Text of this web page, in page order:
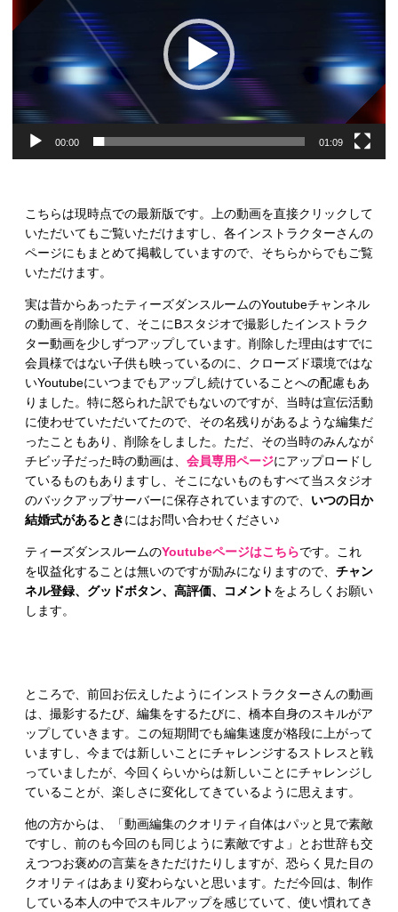
00:00 01:09
こちらは現時点での最新版です。上の動画を直接クリックして
いただいてもご覧いただけますし、各インストラクターさんの
ページにもまとめて掲載していますので、そちらからでもご覧
いただけます。
実は昔からあったティーズダンスルームのYoutubeチャンネル
の動画を削除して、そこにBスタジオで撮影したインストラク
ター動画を少しずつアップしています。削除した理由はすでに
会員様ではない子供も映っているのに、クローズド環境ではな
いYoutubeにいつまでもアップし続けていることへの配慮もあ
りました。特に怒られた訳でもないのですが、当時は宣伝活動
に使わせていただいてたので、その名残りがあるような編集だ
ったこともあり、削除をしました。ただ、その当時のみんなが
チビッ子だった時の動画は、 会員専用ページにアップロードし
ているものもありますし、そこにないものもすべて当スタジオ
のバックアップサーバーに保存されていますので、 いつの日か
結婚式があるときにはお問い合わせください♪
ティーズダンスルームのYoutubeページはこちらです。これ
を収益化することは無いのですが励みになりますので、 チャン
ネル登録、グッドボタン、高評価、コメントをよろしくお願い
します。
ところで、前回お伝えしたようにインストラクターさんの動画
は、撮影するたび、編集をするたびに、橋本自身のスキルがア
ップしていきます。この短期間でも編集速度が格段に上がって
いますし、今までは新しいことにチャレンジするストレスと戦
っていましたが、今回くらいからは新しいことにチャレンジし
ていることが、楽しさに変化してきているように思えます。
他の方からは、「動画編集のクオリティ自体はパッと見で素敵
ですし、前のも今回のも同じように素敵ですよ」とお世辞も交
えつつお褒めの言葉をきただけたりしますが、恐らく見た目の
クオリティはあまり変わらないと思います。ただ今回は、制作
している本人の中でスキルアップを感じていて、使い慣れてき